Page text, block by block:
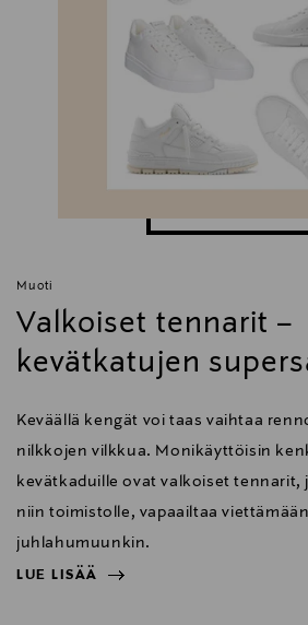
Muoti
Valkoiset tennarit –
kevätkatujen
Keväällä kengät voi taas vaihtaa
nilkkojen vilkkua. Monikäyttöisin
kevätkaduille ovat valkoiset tennarit,
niin toimistolle, vapaailtaa
juhlahumuunkin.
LUE LISÄÄ